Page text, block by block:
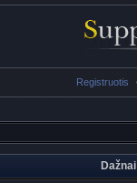
Registruotis